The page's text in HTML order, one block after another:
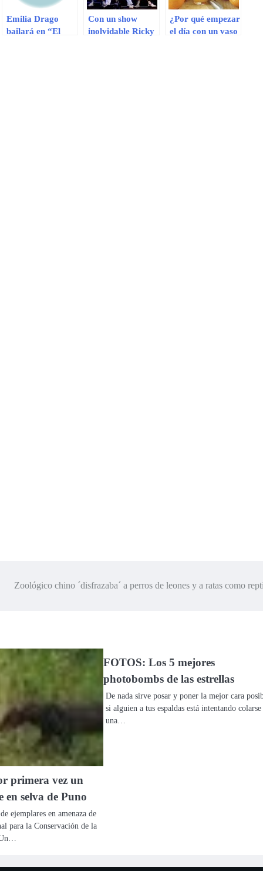
Emilia Drago
bailará en “El
Con un show
inolvidable Ricky
¿Por qué empezar
el día con un vaso
Zoológico chino ´disfrazaba´ a perros de leones y a ratas como
primera vez un
en selva de Puno
ejemplares en amenaza de
para la Conservación de la
FOTOS: Los 5 mejores
photobombs de las estrellas
De nada sirve posar y poner la mejor cara
si alguien a tus espaldas está intentando colarse
una…